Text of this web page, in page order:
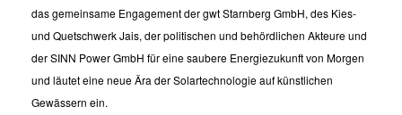
das gemeinsame Engagement der gwt Starnberg GmbH, des Kies-
und Quetschwerk Jais, der politischen und behördlichen Akteure und
der SINN Power GmbH für eine saubere Energiezukunft von Morgen
und läutet eine neue Ära der Solartechnologie auf künstlichen
Gewässern ein.